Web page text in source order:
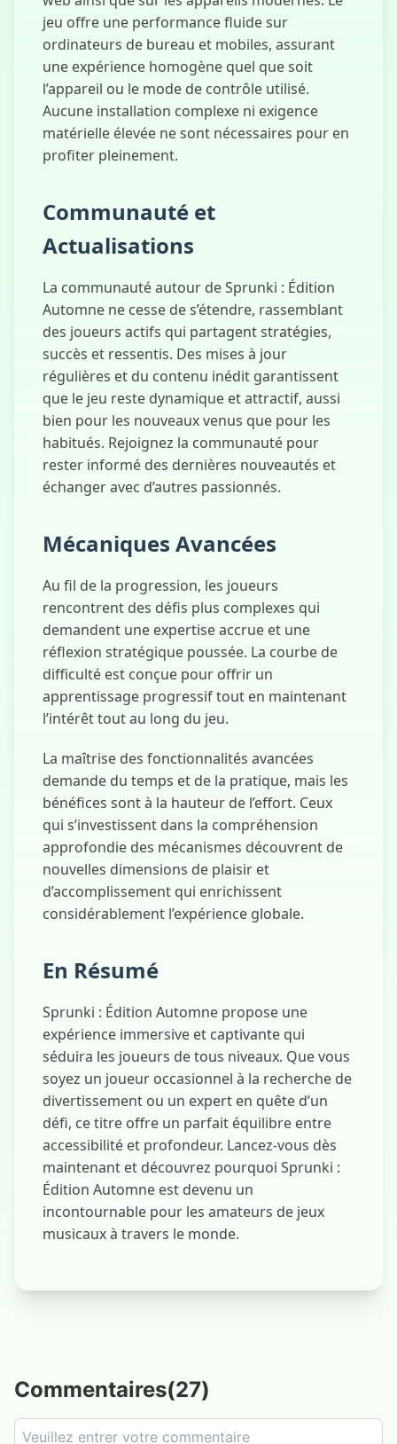
jeu offre une performance fluide sur
ordinateurs de bureau et mobiles, assurant
une expérience homogène quel que soit
l’appareil ou le mode de contrôle utilisé.
Aucune installation complexe ni exigence
matérielle élevée ne sont nécessaires pour en
profiter pleinement.
Communauté et
Actualisations
La communauté autour de Sprunki : Édition
Automne ne cesse de s’étendre, rassemblant
des joueurs actifs qui partagent stratégies,
succès et ressentis. Des mises à jour
régulières et du contenu inédit garantissent
que le jeu reste dynamique et attractif, aussi
bien pour les nouveaux venus que pour les
habitués. Rejoignez la communauté pour
rester informé des dernières nouveautés et
échanger avec d’autres passionnés.
Mécaniques Avancées
Au fil de la progression, les joueurs
rencontrent des défis plus complexes qui
demandent une expertise accrue et une
réflexion stratégique poussée. La courbe de
difficulté est conçue pour offrir un
apprentissage progressif tout en maintenant
l’intérêt tout au long du jeu.
La maîtrise des fonctionnalités avancées
demande du temps et de la pratique, mais les
bénéfices sont à la hauteur de l’effort. Ceux
qui s’investissent dans la compréhension
approfondie des mécanismes découvrent de
nouvelles dimensions de plaisir et
d’accomplissement qui enrichissent
considérablement l’expérience globale.
En Résumé
Sprunki : Édition Automne propose une
expérience immersive et captivante qui
séduira les joueurs de tous niveaux. Que vous
soyez un joueur occasionnel à la recherche de
divertissement ou un expert en quête d’un
défi, ce titre offre un parfait équilibre entre
accessibilité et profondeur. Lancez-vous dès
maintenant et découvrez pourquoi Sprunki :
Édition Automne est devenu un
incontournable pour les amateurs de jeux
musicaux à travers le monde.
Commentaires(27)